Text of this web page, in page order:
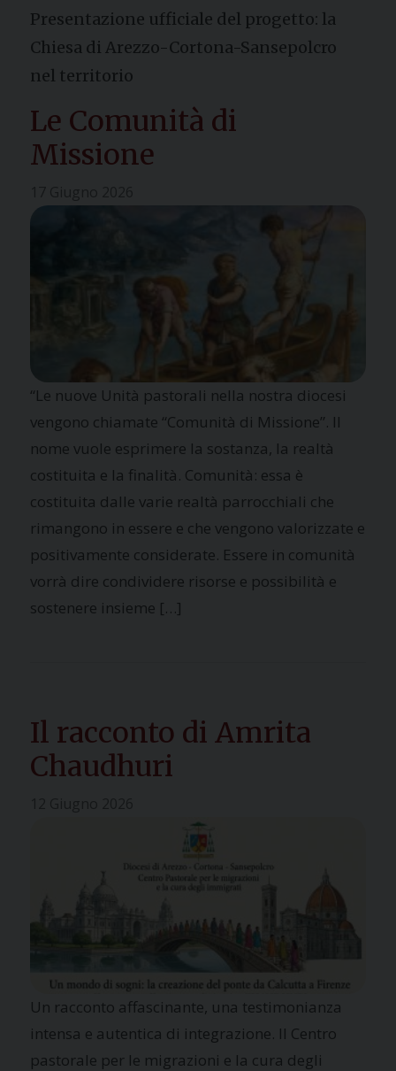
Presentazione ufficiale del progetto: la
Chiesa di Arezzo-Cortona-Sansepolcro
nel territorio
Le Comunità di
Missione
“Le nuove Unità pastorali nella nostra diocesi
vengono chiamate “Comunità di Missione”. Il
nome vuole esprimere la sostanza, la realtà
costituita e la finalità. Comunità: essa è
costituita dalle varie realtà parrocchiali che
rimangono in essere e che vengono valorizzate e
positivamente considerate. Essere in comunità
vorrà dire condividere risorse e possibilità e
sostenere insieme […]
Il racconto di Amrita
Chaudhuri
Un racconto affascinante, una testimonianza
intensa e autentica di integrazione. Il Centro
pastorale per le migrazioni e la cura degli